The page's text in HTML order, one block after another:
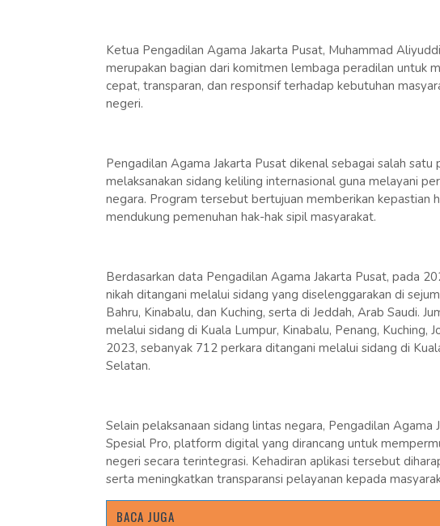
Ketua Pengadilan Agama Jakarta Pusat, Muhammad
merupakan bagian dari komitmen lembaga peradilan untuk
cepat, transparan, dan responsif terhadap kebutuhan
negeri.
Pengadilan Agama Jakarta Pusat dikenal sebagai salah
melaksanakan sidang keliling internasional guna melayani
negara. Program tersebut bertujuan memberikan kepastian
mendukung pemenuhan hak-hak sipil masyarakat.
Berdasarkan data Pengadilan Agama Jakarta Pusat, pada
nikah ditangani melalui sidang yang diselenggarakan di
Bahru, Kinabalu, dan Kuching, serta di Jeddah, Arab Saudi.
melalui sidang di Kuala Lumpur, Kinabalu, Penang, Kuching,
2023, sebanyak 712 perkara ditangani melalui sidang di
Selatan.
Selain pelaksanaan sidang lintas negara, Pengadilan
Spesial Pro, platform digital yang dirancang untuk
negeri secara terintegrasi. Kehadiran aplikasi tersebut
serta meningkatkan transparansi pelayanan kepada
BACA JUGA